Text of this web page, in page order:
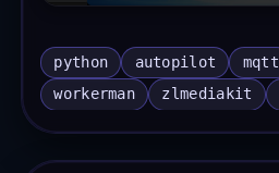
python autopilot mqtt
workerman
zlmediakit